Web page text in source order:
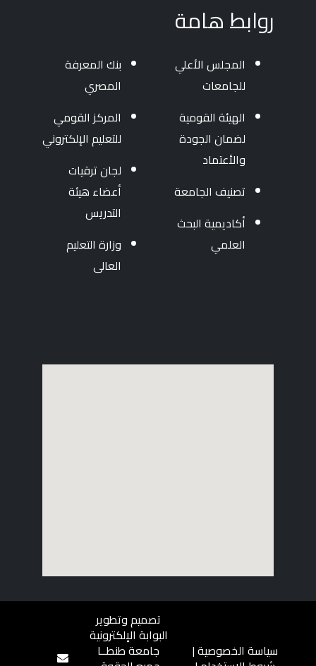
روابط هامة
المجلس الأعلي
للجامعات
الهيئة القومية
لضمان الجودة
والأعتماد
تصنيف الجامعة
أكاديمية البحث
العلمي
بنك المعرفة
المصري
المركز القومي
للتعليم الإلكتروني
لجان ترقيات
أعضاء هيئة
التدريس
وزارة التعليم
العالى
سياسة الخصوصية|
تصميم وتطوير
البوابة الإلكترونية
جامعة طنطــا